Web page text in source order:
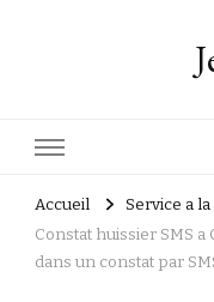
Accueil Service a
Constat huissier SMS
dans un constat par